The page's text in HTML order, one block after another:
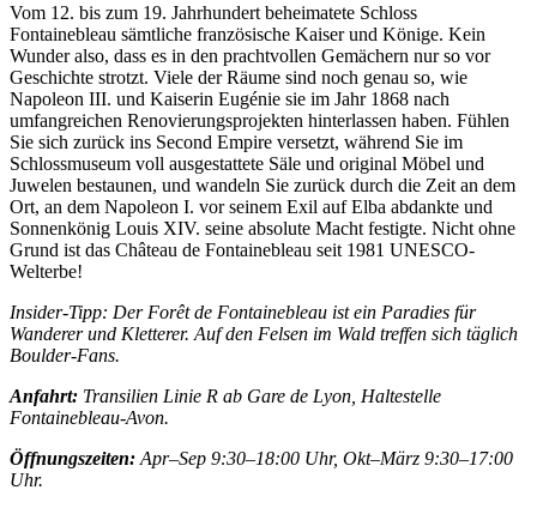
Vom 12. bis zum 19. Jahrhundert beheimatete Schloss
Fontainebleau sämtliche französische Kaiser und Könige. Kein
Wunder also, dass es in den prachtvollen Gemächern nur so vor
Geschichte strotzt. Viele der Räume sind noch genau so, wie
Napoleon III. und Kaiserin Eugénie sie im Jahr 1868 nach
umfangreichen Renovierungsprojekten hinterlassen haben. Fühlen
Sie sich zurück ins Second Empire versetzt, während Sie im
Schlossmuseum voll ausgestattete Säle und original Möbel und
Juwelen bestaunen, und wandeln Sie zurück durch die Zeit an dem
Ort, an dem Napoleon I. vor seinem Exil auf Elba abdankte und
Sonnenkönig Louis XIV. seine absolute Macht festigte. Nicht ohne
Grund ist das Château de Fontainebleau seit 1981 UNESCO-
Welterbe!
Insider-Tipp: Der Forêt de Fontainebleau ist ein Paradies für
Wanderer und Kletterer. Auf den Felsen im Wald treffen sich täglich
Boulder-Fans.
Anfahrt: Transilien Linie R ab Gare de Lyon, Haltestelle
Fontainebleau-Avon.
Öffnungszeiten: Apr–Sep 9:30–18:00 Uhr, Okt–März 9:30–17:00
Uhr.